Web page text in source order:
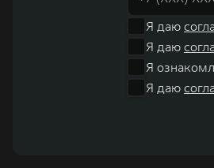
Я даю
Я даю
Я
Я даю